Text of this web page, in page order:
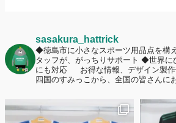
sasakura_hattrick
◆徳島市に小さなスポーツ用品点を構
タッフが、がっちりサポート ◆世界に
にも対応
お得な情報、デザイン製
四国のすみっこから、全国の皆さんに